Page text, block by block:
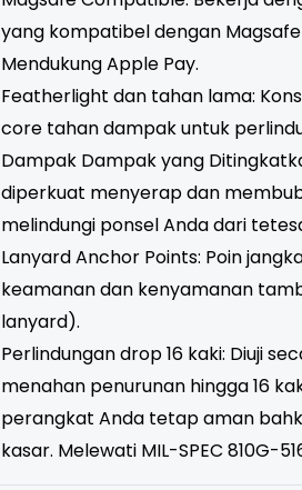
yang kompatibel dengan
Mendukung Apple Pay.
Featherlight dan tahan lama:
core tahan dampak untuk
Dampak Dampak yang
diperkuat menyerap dan
melindungi ponsel Anda dari
Lanyard Anchor Points: Poin
keamanan dan kenyamanan
lanyard).
Perlindungan drop 16 kaki: Diuji
menahan penurunan hingga 16
perangkat Anda tetap aman
kasar. Melewati MIL-SPEC 810G-